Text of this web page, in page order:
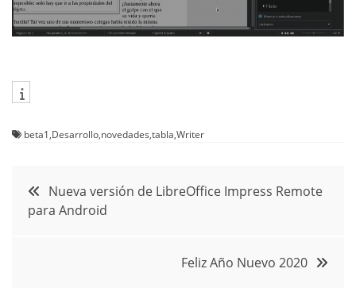
beta1,Desarrollo,novedades,tabla,Writer
Navegación
de
Nueva versión de LibreOffice Impress Remote
para Android
Feliz Año Nuevo 2020